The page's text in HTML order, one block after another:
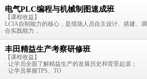
电气PLC编程与机械制图速成班
【课程收益】
LCIA自制能力的核心，是现场人员自主设计、搭建、
合实践能力，
丰田精益生产考察研修班
【课程收益】
· 让学员全面了解精益生产的发展历史和背景起源；
· 让学员掌握TPS、TO